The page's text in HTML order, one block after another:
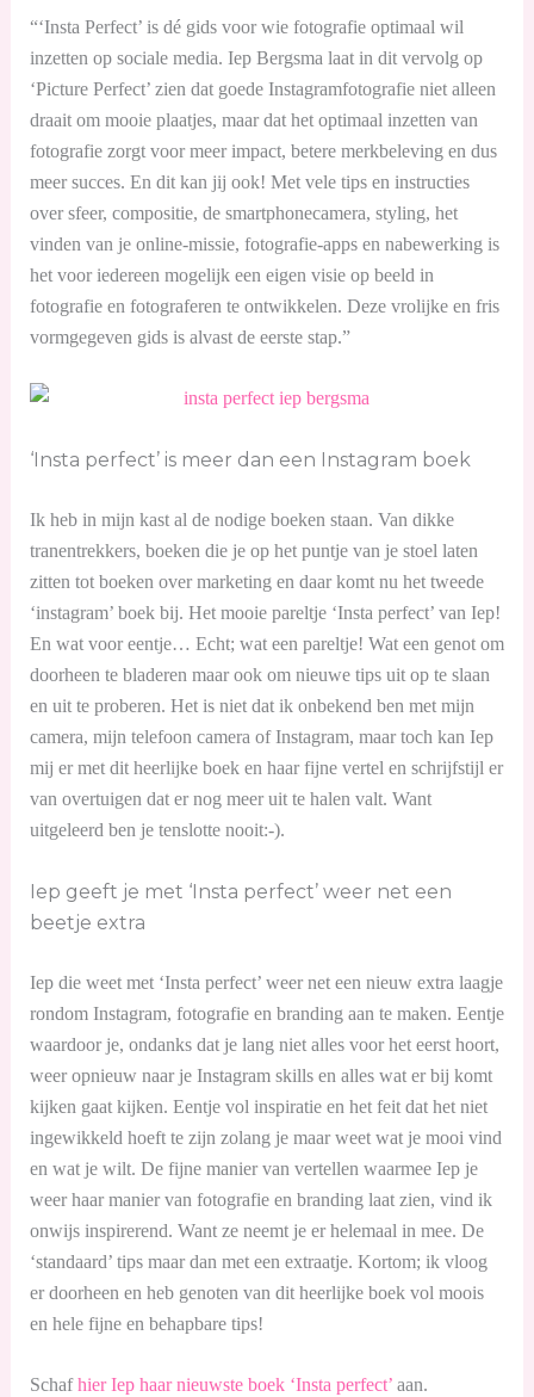
“‘Insta Perfect’ is dé gids voor wie fotografie optimaal wil
inzetten op sociale media. Iep Bergsma laat in dit vervolg op
‘Picture Perfect’ zien dat goede Instagramfotografie niet alleen
draait om mooie plaatjes, maar dat het optimaal inzetten van
fotografie zorgt voor meer impact, betere merkbeleving en dus
meer succes. En dit kan jij ook! Met vele tips en instructies
over sfeer, compositie, de smartphonecamera, styling, het
vinden van je online-missie, fotografie-apps en nabewerking is
het voor iedereen mogelijk een eigen visie op beeld in
fotografie en fotograferen te ontwikkelen. Deze vrolijke en fris
vormgegeven gids is alvast de eerste stap.”
‘Insta perfect’ is meer dan een Instagram boek
Ik heb in mijn kast al de nodige boeken staan. Van dikke
tranentrekkers, boeken die je op het puntje van je stoel laten
zitten tot boeken over marketing en daar komt nu het tweede
‘instagram’ boek bij. Het mooie pareltje ‘Insta perfect’ van Iep!
En wat voor eentje… Echt; wat een pareltje! Wat een genot om
doorheen te bladeren maar ook om nieuwe tips uit op te slaan
en uit te proberen. Het is niet dat ik onbekend ben met mijn
camera, mijn telefoon camera of Instagram, maar toch kan Iep
mij er met dit heerlijke boek en haar fijne vertel en schrijfstijl er
van overtuigen dat er nog meer uit te halen valt. Want
uitgeleerd ben je tenslotte nooit:-).
Iep geeft je met ‘Insta perfect’ weer net een
beetje extra
Iep die weet met ‘Insta perfect’ weer net een nieuw extra laagje
rondom Instagram, fotografie en branding aan te maken. Eentje
waardoor je, ondanks dat je lang niet alles voor het eerst hoort,
weer opnieuw naar je Instagram skills en alles wat er bij komt
kijken gaat kijken. Eentje vol inspiratie en het feit dat het niet
ingewikkeld hoeft te zijn zolang je maar weet wat je mooi vind
en wat je wilt. De fijne manier van vertellen waarmee Iep je
weer haar manier van fotografie en branding laat zien, vind ik
onwijs inspirerend. Want ze neemt je er helemaal in mee. De
‘standaard’ tips maar dan met een extraatje. Kortom; ik vloog
er doorheen en heb genoten van dit heerlijke boek vol moois
en hele fijne en behapbare tips!
Schafhier Iep haar nieuwste boek ‘Insta perfect’aan.